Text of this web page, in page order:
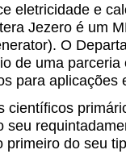
eletricidade e
Jezero é um
O
de uma
para aplicações
científicos
seu
do seu